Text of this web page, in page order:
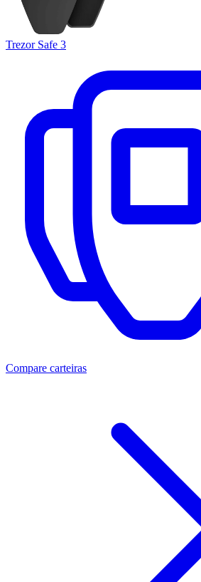
Trezor Safe 3
Compare carteiras